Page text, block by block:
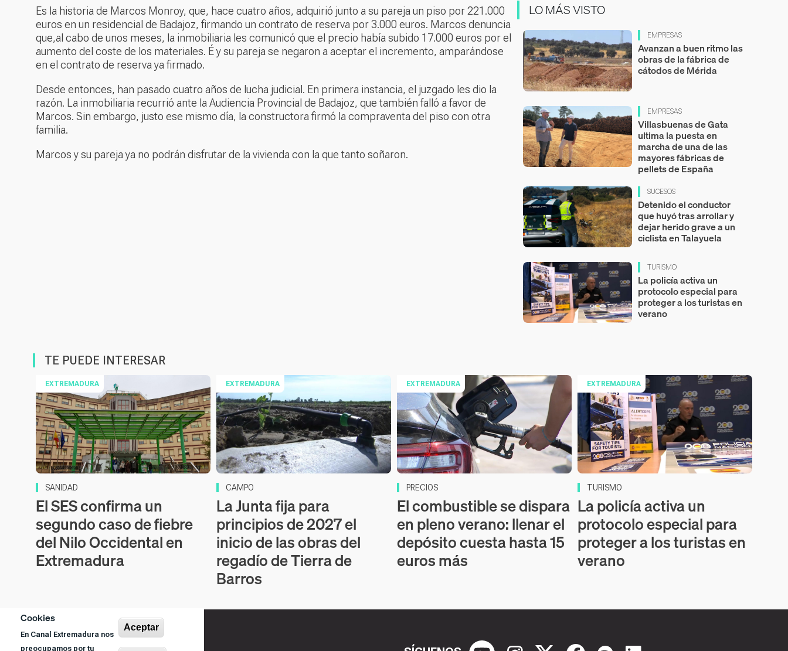
Cookies
En Canal Extremadura nos
preocupamos por tu
Aceptar
Es la historia de Marcos Monroy, que, hace cuatro años, adquirió junto a su pareja un piso por 221.000
euros en un residencial de Badajoz, firmando un contrato de reserva por 3.000 euros. Marcos denuncia
que,al cabo de unos meses, la inmobiliaria les comunicó que el precio había subido 17.000 euros por el
aumento del coste de los materiales. É y su pareja se negaron a aceptar el incremento, amparándose
en el contrato de reserva ya firmado.
Desde entonces, han pasado cuatro años de lucha judicial. En primera instancia, el juzgado les dio la
razón. La inmobiliaria recurrió ante la Audiencia Provincial de Badajoz, que también falló a favor de
Marcos. Sin embargo, justo ese mismo día, la constructora firmó la compraventa del piso con otra
familia.
Marcos y su pareja ya no podrán disfrutar de la vivienda con la que tanto soñaron.
LO MÁS VISTO
EMPRESAS
Avanzan a buen ritmo las
obras de la fábrica de
cátodos de Mérida
EMPRESAS
Villasbuenas de Gata
ultima la puesta en
marcha de una de las
mayores fábricas de
pellets de España
SUCESOS
Detenido el conductor
que huyó tras arrollar y
dejar herido grave a un
ciclista en Talayuela
TURISMO
La policía activa un
protocolo especial para
proteger a los turistas en
verano
TE PUEDE INTERESAR
EXTREMADURA
SANIDAD
El SES confirma un
segundo caso de fiebre
del Nilo Occidental en
Extremadura
EXTREMADURA
CAMPO
La Junta fija para
principios de 2027 el
inicio de las obras del
regadío de Tierra de
Barros
EXTREMADURA
PRECIOS
El combustible se dispara
en pleno verano: llenar el
depósito cuesta hasta 15
euros más
EXTREMADURA
TURISMO
La policía activa un
protocolo especial para
proteger a los turistas en
verano